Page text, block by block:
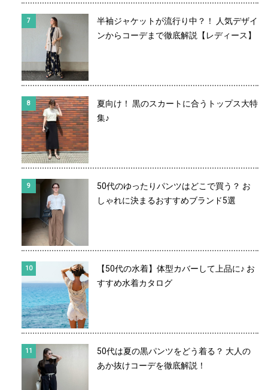
半袖ジャケットが流行り中？！ 人気デザイ
ンからコーデまで徹底解説【レディース】
夏向け！ 黒のスカートに合うトップス大特
集♪
50代のゆったりパンツはどこで買う？ お
しゃれに決まるおすすめブランド5選
【50代の水着】体型カバーして上品に♪ お
すすめ水着カタログ
50代は夏の黒パンツをどう着る？ 大人の
あか抜けコーデを徹底解説！